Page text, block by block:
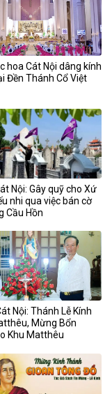
hoa Cát Nội dâng kính
Đền Thánh Cổ Việt
Nội: Gây quỹ cho Xứ
nhi qua việc bán cờ
Cầu Hồn
Nội: Thánh Lễ Kính
Mừng Bổn
Khu Matthêu